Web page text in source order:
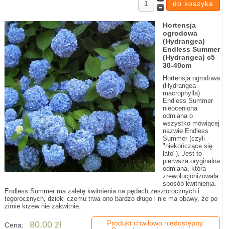
Hortensja
ogrodowa
(Hydrangea)
Endless Summer
(Hydrangea) c5
30-40cm
Hortensja ogrodowa
(Hydrangea
macrophylla)
Endless Summer
nieoceniona
odmiana o
wszystko mówiącej
nazwie Endless
Summer (czyli
"niekończące się
lato"). Jest to
pierwsza oryginalna
odmiana, która
zrewolucjonizowała
sposób kwitnienia.
Endless Summer ma zaletę kwitnienia na pędach zeszłorocznych i
tegorocznych, dzięki czemu trwa ono bardzo długo i nie ma obawy, że po
zimie krzew nie zakwitnie.
Cena: 80,00 zł
Produkt chwilowo niedostępny.